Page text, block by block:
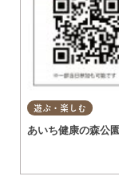
遊ぶ・楽しむ
あいち健康の森公